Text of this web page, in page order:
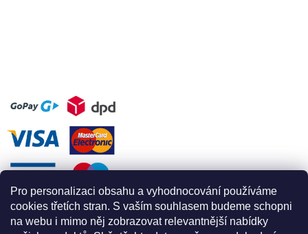
Pro personalizaci obsahu a vyhodnocování používáme
cookies třetích stran. S vaším souhlasem budeme schopni
na webu i mimo něj zobrazovat relevantnější nabídky